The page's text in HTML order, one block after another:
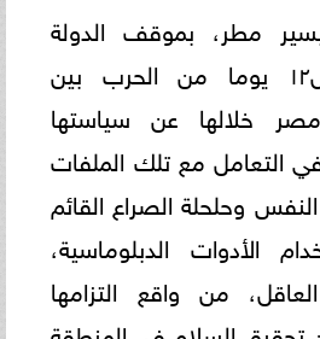
مطر، بموقف الدولة
المصرية خلال ال١٢ يوما من الحرب بين
خلالها عن سياستها
التعامل مع تلك الملفات
وحلحلة الصراع القائم
الأدوات الدبلوماسية،
من واقع التزامها